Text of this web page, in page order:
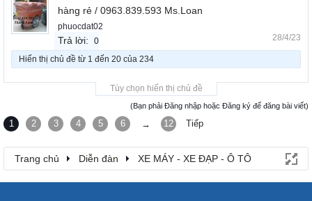
hàng rẻ / 0963.839.593 Ms.Loan
phuocdat02
Trả lời: 0 28/4/23
Hiển thị chủ đề từ 1 đến 20 của 234
Tùy chọn hiển thị chủ đề
(Bạn phải Đăng nhập hoặc Đăng ký để đăng bài viết)
1 2 3 4 5 6 → 12 Tiếp
Trang chủ Diễn đàn XE MÁY - XE ĐẠP - Ô TÔ